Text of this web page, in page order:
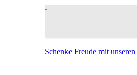
Schenke Freude mit